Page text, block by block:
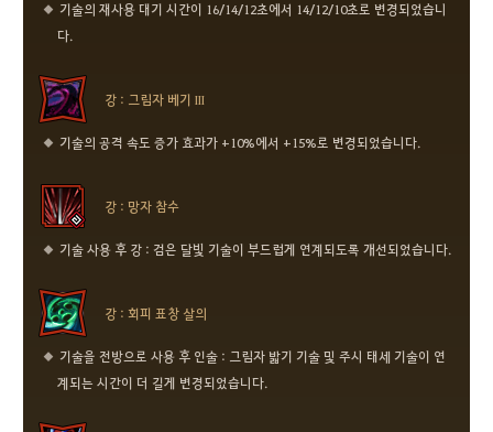
기술의 재사용 대기 시간이 16/14/12초에서 14/12/10초로 변경되었습니
다.
강 : 그림자 베기 III
기술의 공격 속도 증가 효과가 +10%에서 +15%로 변경되었습니다.
강 : 망자 참수
기술 사용 후 강 : 검은 달빛 기술이 부드럽게 연계되도록 개선되었습니다.
강 : 회피 표창 살의
기술을 전방으로 사용 후 인술 : 그림자 밟기 기술 및 주시 태세 기술이 연
계되는 시간이 더 길게 변경되었습니다.